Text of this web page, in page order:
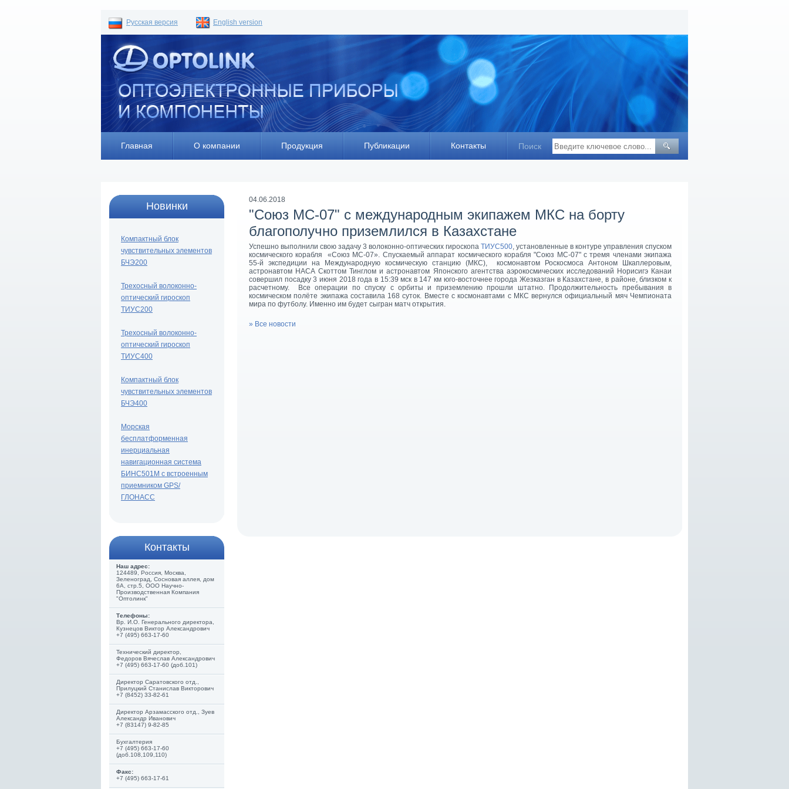
Русская версия English version
Главная О компании Продукция Публикации Контакты Поиск
Новинки
Компактный блок
чувствительных элементов
БЧЭ200
Трехосный волоконно-
оптический гироскоп
ТИУС200
Трехосный волоконно-
оптический гироскоп
ТИУС400
Компактный блок
чувствительных элементов
БЧЭ400
Морская
бесплатформенная
инерциальная
навигационная система
БИНС501М с встроенным
приемником GPS/
ГЛОНАСС
Контакты
Наш адрес:
124489, Россия, Москва,
Зеленоград, Сосновая аллея, дом
6А, стр.5, ООО Научно-
Производственная Компания
"Оптолинк"
Телефоны:
Вр. И.О. Генерального директора,
Кузнецов Виктор Александрович
+7 (495) 663-17-60
Технический директор,
Федоров Вячеслав Александрович
+7 (495) 663-17-60 (доб.101)
Директор Саратовского отд.,
Прилуцкий Станислав Викторович
+7 (8452) 33-82-61
Директор Арзамасского отд., Зуев
Александр Иванович
+7 (83147) 9-82-85
Бухгалтерия
+7 (495) 663-17-60
(доб.108,109,110)
Факс:
+7 (495) 663-17-61
04.06.2018
"Союз МC-07" с международным экипажем МКС на борту
благополучно приземлился в Казахстане
Успешно выполнили свою задачу 3 волоконно-оптических гироскопа TИУС500, установленные в контуре управления спуском
космического корабля «Союз МС-07». Спускаемый аппарат космического корабля "Союз МС-07" с тремя членами экипажа
55-й экспедиции на Международную космическую станцию (МКС), космонавтом Роскосмоса Антоном Шкаплеровым,
астронавтом НАСА Скоттом Тинглом и астронавтом Японского агентства аэрокосмических исследований Норисигэ Канаи
совершил посадку 3 июня 2018 года в 15:39 мск в 147 км юго-восточнее города Жезказган в Казахстане, в районе, близком к
расчетному. Все операции по спуску с орбиты и приземлению прошли штатно. Продолжительность пребывания в
космическом полёте экипажа составила 168 суток. Вместе с космонавтами с МКС вернулся официальный мяч Чемпионата
мира по футболу. Именно им будет сыгран матч открытия.
» Все новости